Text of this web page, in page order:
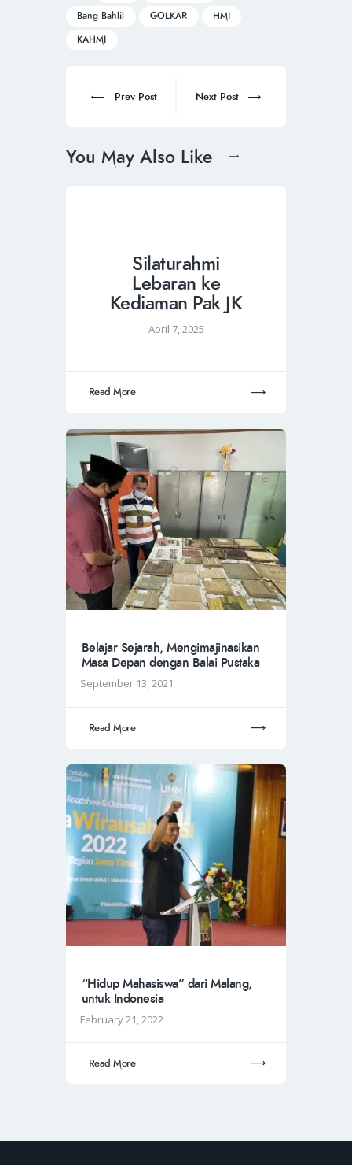
Bang Bahlil
GOLKAR
HMI
KAHMI
Prev Post Next Post
You May Also Like
Silaturahmi
Lebaran ke
Kediaman Pak JK
April 7, 2025
Read More
Belajar Sejarah, Mengimajinasikan
Masa Depan dengan Balai Pustaka
September 13, 2021
Read More
“Hidup Mahasiswa” dari Malang,
untuk Indonesia
February 21, 2022
Read More